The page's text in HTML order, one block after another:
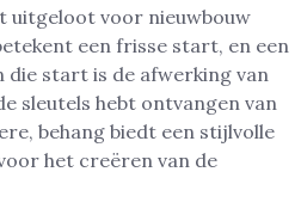
uitgeloot voor nieuwbouw
een frisse start, en een
die start is de afwerking van
sleutels hebt ontvangen van
behang biedt een stijlvolle
het creëren van de